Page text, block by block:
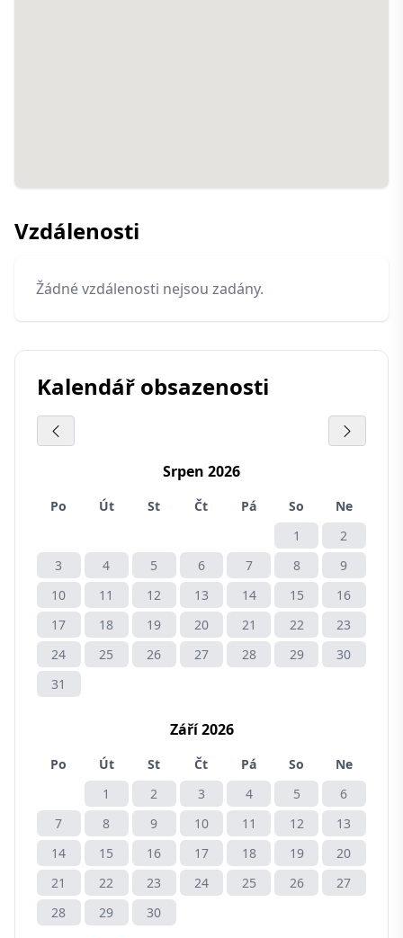
Vzdálenosti
Žádné vzdálenosti nejsou zadány.
Kalendář obsazenosti
Srpen 2026
Po Út St Čt Pá So
Ne
1
2
3
4 5 6 7 8
9
10
11 12 13 14 15
16
17
18 19 20 21 22
23
24
25 26 27 28 29
30
31
Září 2026
Po Út St Čt Pá So
Ne
1
2 3 4 5
6
7
8 9 10 11 12
13
14
15 16 17 18 19
20
21
22 23 24 25 26
27
28
29 30